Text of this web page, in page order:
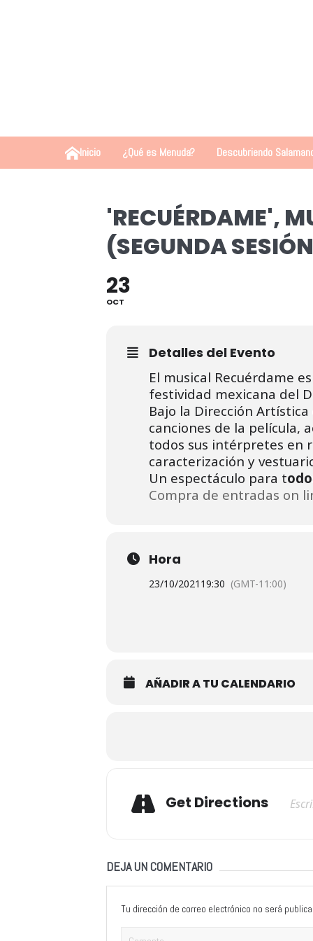
Inicio ¿Qué es Menuda? Descubriendo
'RECUÉRDAME',
(SEGUNDA
23
OCT
Detalles del Evento
El musical Recuérdame
festividad mexicana del
Bajo la Dirección Artística
canciones de la película,
todos sus intérpretes en
caracterización y
Un espectáculo para t
Compra de entradas on
Hora
23/10/2021 19:30 (GMT-11:00)
AÑADIR A TU CALENDARIO
Get Directions
DEJA UN COMENTARIO
Tu dirección de correo electrónico no será